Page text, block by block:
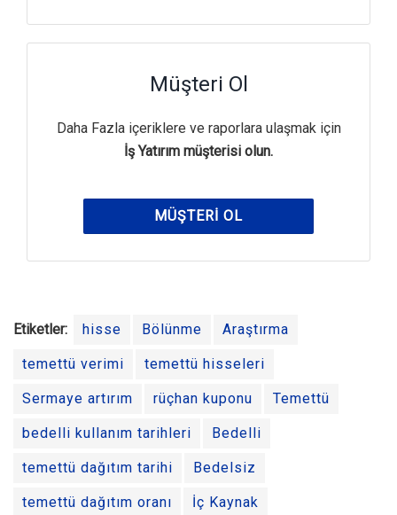
Müşteri Ol
Daha Fazla içeriklere ve raporlara ulaşmak için
İş Yatırım müşterisi olun.
MÜŞTERI OL
Etiketler: hisse Bölünme Araştırma
temettü verimi temettü hisseleri
Sermaye artırım rüçhan kuponu Temettü
bedelli kullanım tarihleri Bedelli
temettü dağıtım tarihi Bedelsiz
temettü dağıtım oranı İç Kaynak